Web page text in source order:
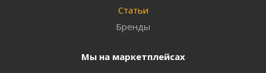
Статьи
Бренды
Мы на маркетплейсах